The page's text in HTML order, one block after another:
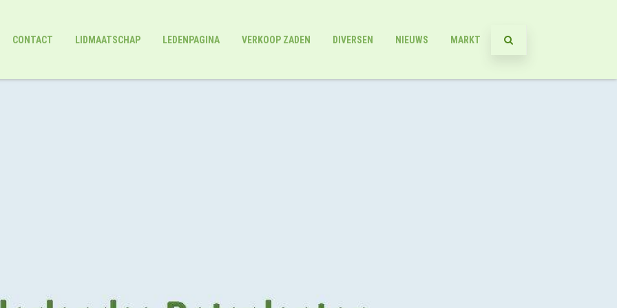
CONTACT LIDMAATSCHAP LEDENPAGINA VERKOOP ZADEN DIVERSEN NIEUWS MARKT